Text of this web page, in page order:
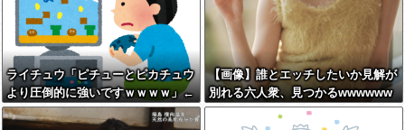
ライチュウ「ピチューとピカチュウ
より圧倒的に強いですｗｗｗｗ」←
こいつが不人気な理由
【画像】誰とエッチしたいか見解が
別れる六人衆、見つかるwwwwww
w